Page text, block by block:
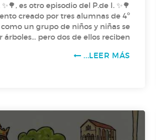
✨🌳, es otro episodio del P.de I.
creado por tres alumnas de 4º
pero dos de ellos reciben
de la vida! Intrigadas, deciden
LEER MÁS...